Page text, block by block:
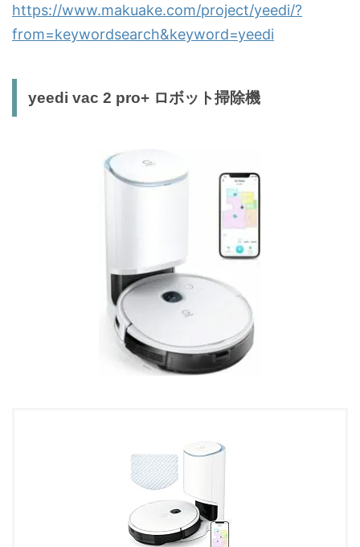
https://www.makuake.com/project/yeedi/?
from=keywordsearch&keyword=yeedi
yeedi vac 2 pro+ ロボット掃除機